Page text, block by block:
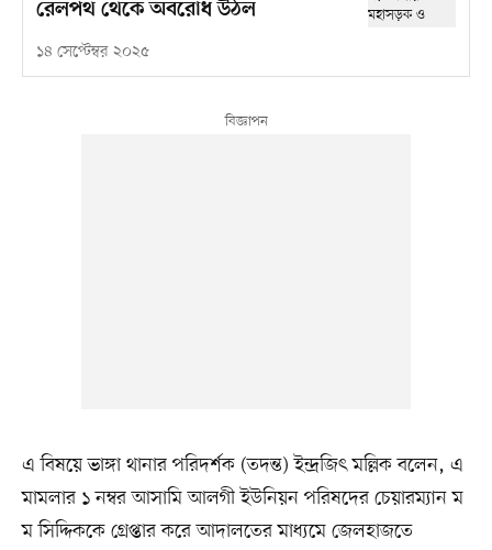
রেলপথ থেকে অবরোধ উঠল
১৪ সেপ্টেম্বর ২০২৫
এ বিষয়ে ভাঙ্গা থানার পরিদর্শক (তদন্ত) ইন্দ্রজিৎ মল্লিক বলেন, এ
মামলার ১ নম্বর আসামি আলগী ইউনিয়ন পরিষদের চেয়ারম্যান ম
ম সিদ্দিককে গ্রেপ্তার করে আদালতের মাধ্যমে জেলহাজতে